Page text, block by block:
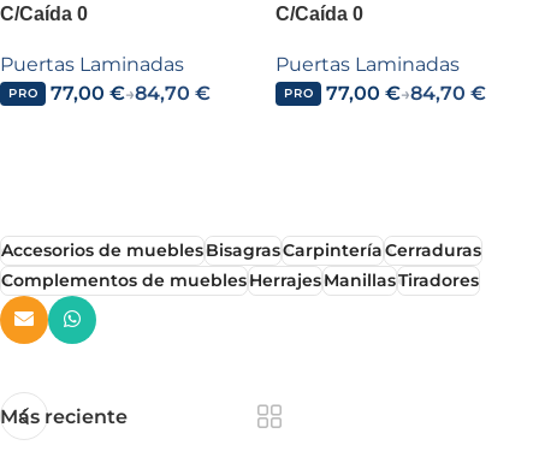
C/Caída 0
Puertas Laminadas
PRO 77,00€→84,70€
C/Caída 0
Puertas Laminadas
PRO 77,00€→84,70€
Accesorios de mueblesBisagrasCarpinteríaCerraduras
Complementos de mueblesHerrajesManillasTiradores
Más reciente